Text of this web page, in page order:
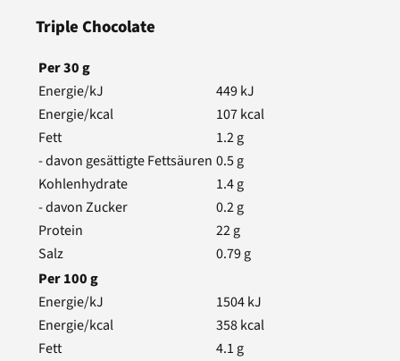
Triple Chocolate
Per30g
Energie/kJ
449kJ
Energie/kcal
107kcal
Fett
1.2g
- davon gesättigte Fettsäuren 0.5g
Kohlenhydrate
1.4g
- davon Zucker
0.2g
Protein
22g
Salz
0.79g
Per100g
Energie/kJ
1504kJ
Energie/kcal
358kcal
Fett
4.1 g